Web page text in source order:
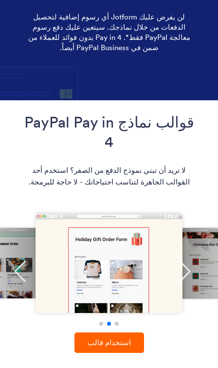
لن يفرض عليك Jotform أي رسوم إضافية لتحصيل
الدفعات من خلال نماذجك. سيتعين عليك دفع رسوم
معالجة PayPal فقط*. Pay in 4 بدون فوائد للعملاء من
ضمن في PayPal Business أيضاً.
قوالب نماذج PayPal Pay in
4
لا تريد أن تبني نموذج الدفع من الصفر؟ استخدم أحد
القوالب الجاهزة لتناسب احتياجاتك - لا حاجة للبرمجة.
استخدام قالب